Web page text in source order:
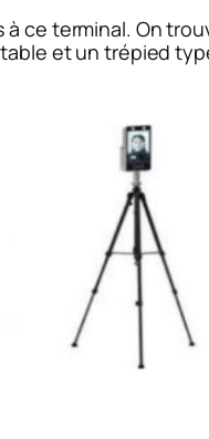
ce terminal. On
et un trépied